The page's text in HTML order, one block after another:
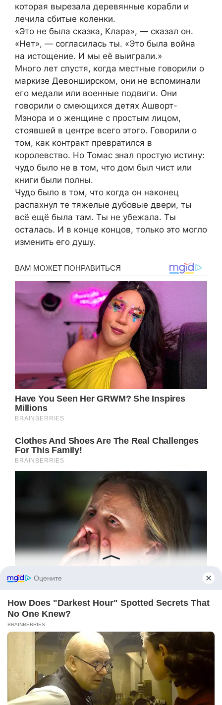
которая вырезала деревянные корабли и
лечила сбитые коленки.
«Это не была сказка, Клара», — сказал он.
«Нет», — согласилась ты. «Это была война
на истощение. И мы её выиграли.»
Много лет спустя, когда местные говорили о
маркизе Девонширском, они не вспоминали
его медали или военные подвиги. Они
говорили о смеющихся детях Ашворт-
Мэнора и о женщине с простым лицом,
стоявшей в центре всего этого. Говорили о
том, как контракт превратился в
королевство. Но Томас знал простую истину:
чудо было не в том, что дом был чист или
книги были полны.
Чудо было в том, что когда он наконец
распахнул те тяжелые дубовые двери, ты
всё ещё была там. Ты не убежала. Ты
осталась. И в конце концов, только это могло
изменить его душу.